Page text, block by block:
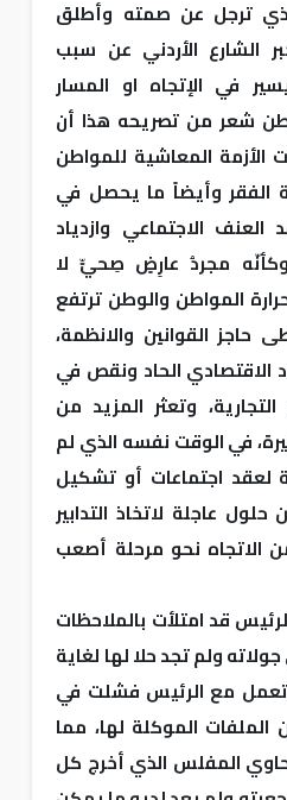
ترجل عن صمته وأطلق
الشارع الأردني عن سبب
في الإتجاه او المسار
شعر من تصريحه هذا أن
المعاشية للمواطن
الفقر وأيضاً ما يحصل في
العنف الاجتماعي وازدياد
وكأنّه مجردُ عارِضٍ صِحيٍّ لا
المواطن والوطن ترتفع
حاجز القوانين والانظمة،
الحاد ونقص في
وتعثر المزيد من
في الوقت نفسه الذي لم
اجتماعات أو تشكيل
عاجلة لاتخاذ التدابير
من الاتجاه نحو مرحلة أصعب
قد امتلأت بالملاحظات
ولم تجد حلا لها لغاية
تعمل مع الرئيس فشلت في
الملفات الموكلة لها، مما
المفلس الذي أخرج كل